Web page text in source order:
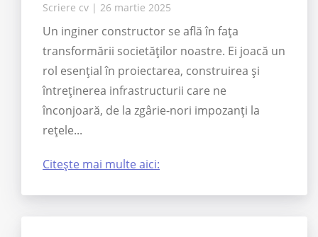
Scriere cv | 26 martie 2025
Un inginer constructor se află în fața
transformării societăților noastre. Ei joacă un
rol esențial în proiectarea, construirea și
întreținerea infrastructurii care ne
înconjoară, de la zgârie-nori impozanți la
rețele...
Citește mai multe aici: